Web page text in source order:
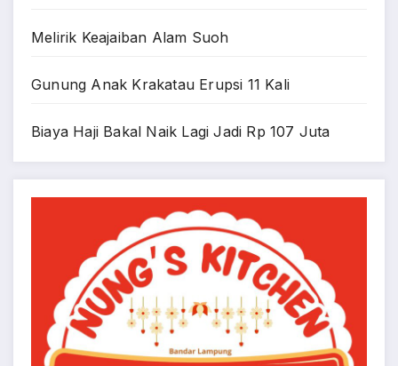
Melirik Keajaiban Alam Suoh
Gunung Anak Krakatau Erupsi 11 Kali
Biaya Haji Bakal Naik Lagi Jadi Rp 107 Juta